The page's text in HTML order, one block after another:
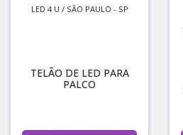
LED 4 U / SÃO PAULO - SP
TELÃO DE LED PARA
PALCO